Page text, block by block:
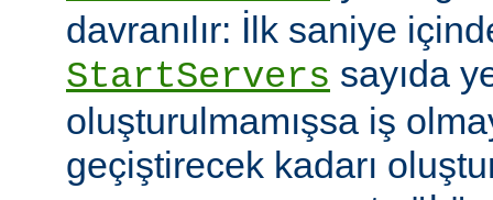
davranılır: İlk saniye
StartServers sayıda
oluşturulmamışsa iş
geçiştirecek kadarı